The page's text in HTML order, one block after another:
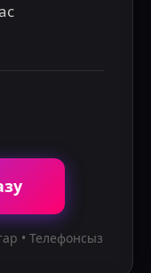
• Телефонсыз